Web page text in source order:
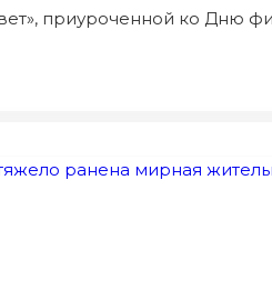
приуроченной ко Дню